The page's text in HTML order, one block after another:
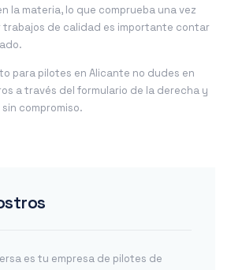
la materia, lo que comprueba una vez
trabajos de calidad es importante contar
para pilotes en Alicante no dudes en
a través del formulario de la derecha y
compromiso.
es tu empresa de pilotes de